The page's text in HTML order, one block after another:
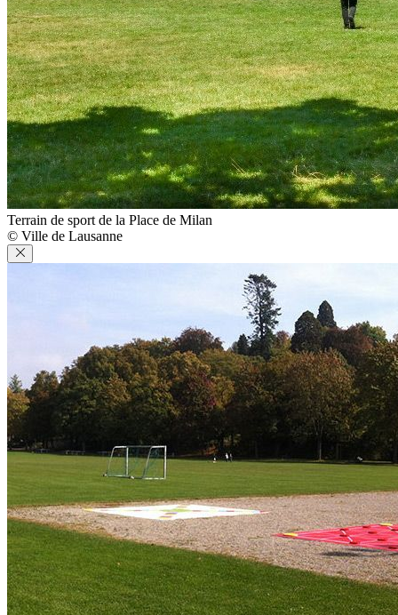
Terrain de sport de la Place de Milan
© Ville de Lausanne